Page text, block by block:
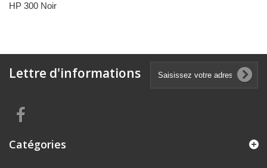
HP 300 Noir
Lettre d'informations
Catégories